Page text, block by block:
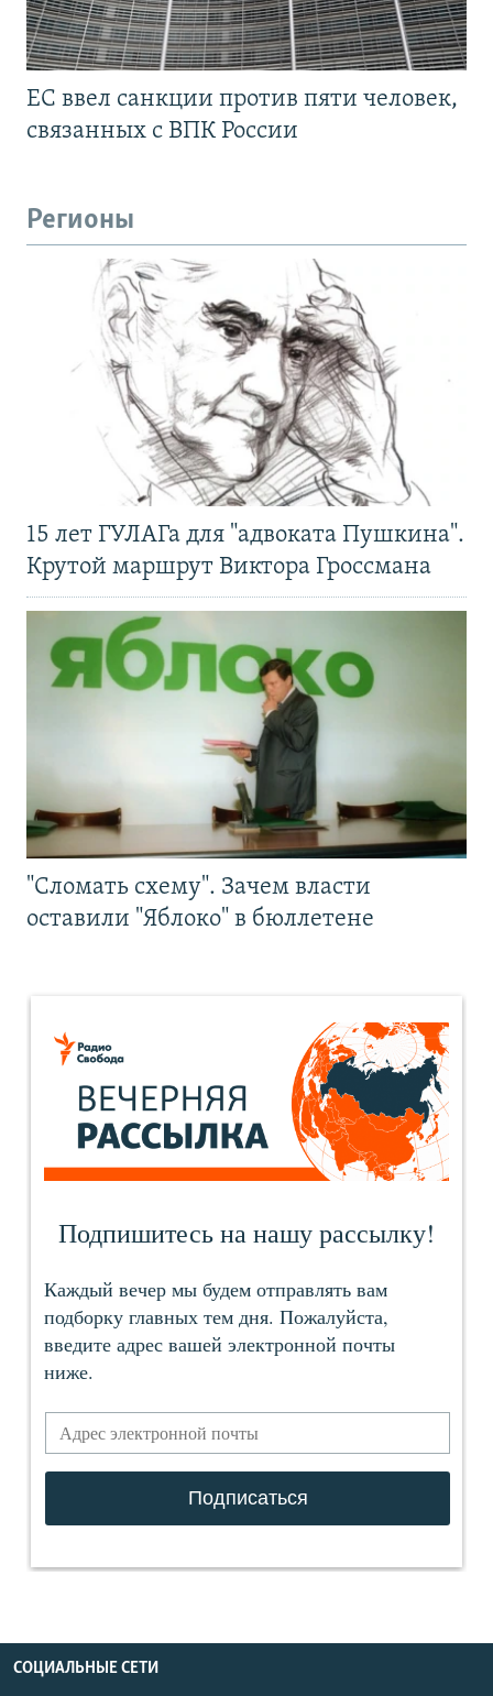
ЕС ввел санкции против пяти человек,
связанных с ВПК России
Регионы
15 лет ГУЛАГа для "адвоката Пушкина".
Крутой маршрут Виктора Гроссмана
"Сломать схему". Зачем власти
оставили "Яблоко" в бюллетене
СОЦИАЛЬНЫЕ СЕТИ